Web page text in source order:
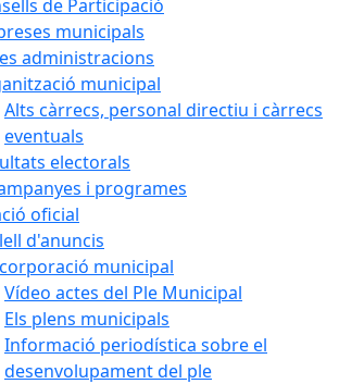
de Participació
municipals
administracions
municipal
Alts càrrecs, personal directiu i càrrecs
eventuals
electorals
i programes
oficial
d'anuncis
municipal
Vídeo actes del Ple Municipal
Els plens municipals
Informació periodística sobre el
desenvolupament del ple